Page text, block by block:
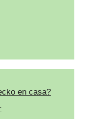
en casa?